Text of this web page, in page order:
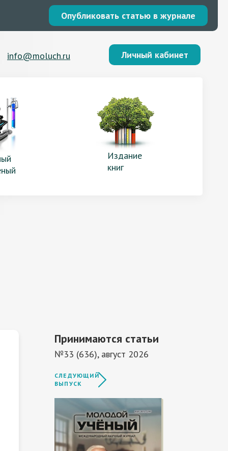
Опубликовать статью в журнале
info@moluch.ru Личный кабинет
Издание
книг
Принимаются статьи
№33 (636), август 2026
СЛЕДУЮЩИЙ
ВЫПУСК